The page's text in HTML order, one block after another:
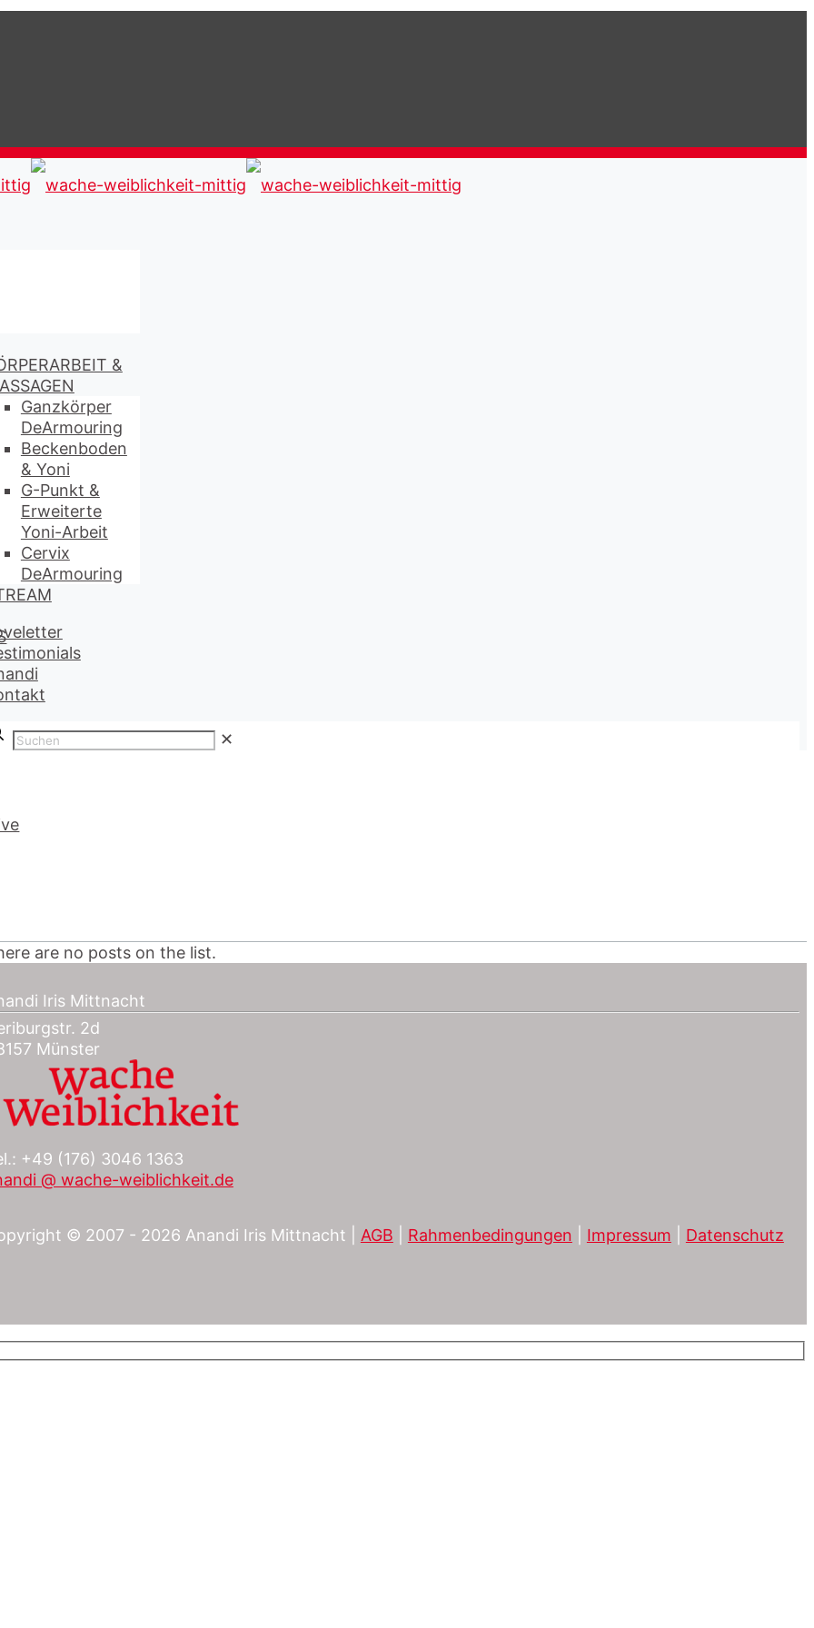
&
Ganzkörper
DeArmouring
Beckenboden
& Yoni
G-Punkt &
Erweiterte
Yoni-Arbeit
Cervix
DeArmouring
✕
are no posts on the list.
Iris Mittnacht
2d
Münster
+49 (176) 3046 1363
@ wache-weiblichkeit.de
© 2007 - 2026 Anandi Iris Mittnacht | AGB Rahmenbedingungen Impressum Datenschutz